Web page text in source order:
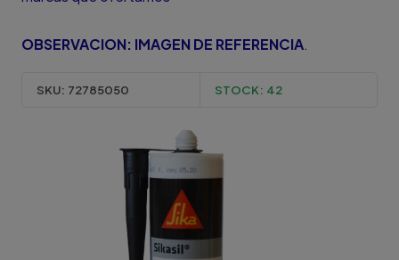
OBSERVACION: IMAGEN DE REFERENCIA.
SKU: 72785050 STOCK: 42